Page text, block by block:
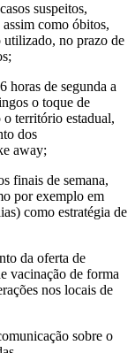
suspeitos,
como óbitos,
utilizado, no prazo de
horas de segunda a
o toque de
território estadual,
dos
away;
finais de semana,
por exemplo em
como estratégia de
da oferta de
vacinação de forma
nos locais de
sobre o